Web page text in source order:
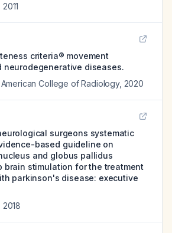
2011
criteria® movement
neurodegenerative diseases.
College of Radiology, 2020
surgeons systematic
based guideline on
and globus pallidus
brain stimulation for the treatment
parkinson's disease: executive
2018